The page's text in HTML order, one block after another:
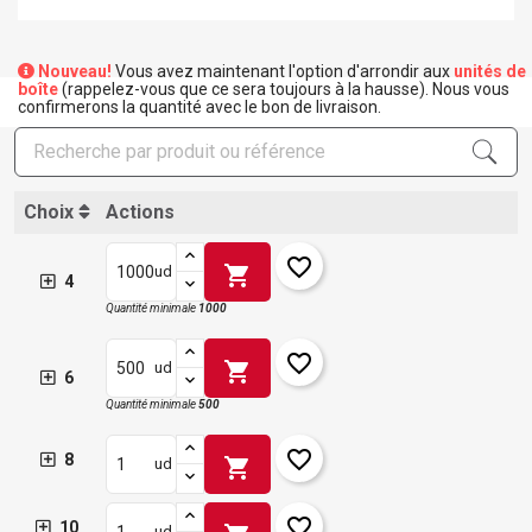
Ajouter à ma liste d'envies
Créer une liste d'envies
Nom de la liste d'envies
Vous devez être connecté pour ajouter des produits à
votre liste d'envies.
Nouveau! Vous avez maintenant l'option d'arrondir aux unités de
boîte(rappelez-vous que ce sera toujours à la hausse). Nous vous
confirmerons la quantité avec le bon de livraison.
Choix Actions
4
ud shopping_cart favorite_border
Quantité minimale 1000
6
ud shopping_cart favorite_border
Quantité minimale500
8 ud shopping_cart favorite_border
10